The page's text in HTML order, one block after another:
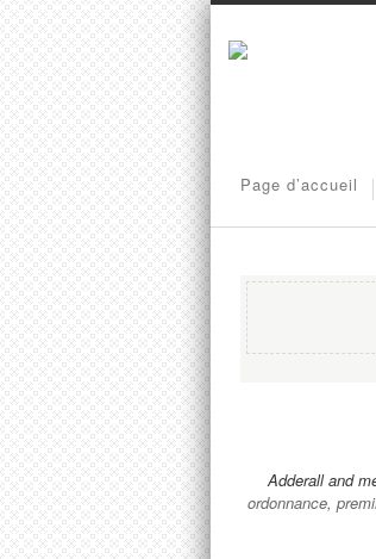
Page d’accueil
Adderall and
ordonnance,